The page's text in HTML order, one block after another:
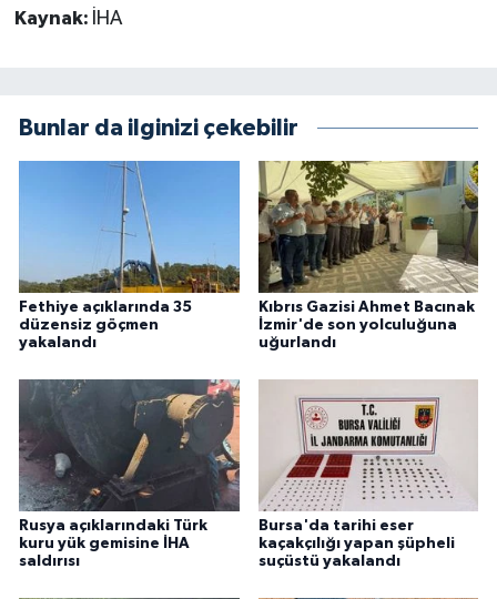
Kaynak: İHA
Bunlar da ilginizi çekebilir
Fethiye açıklarında 35
düzensiz göçmen
yakalandı
Kıbrıs Gazisi Ahmet Bacınak
İzmir'de son yolculuğuna
uğurlandı
Rusya açıklarındaki Türk
kuru yük gemisine İHA
saldırısı
Bursa'da tarihi eser
kaçakçılığı yapan şüpheli
suçüstü yakalandı